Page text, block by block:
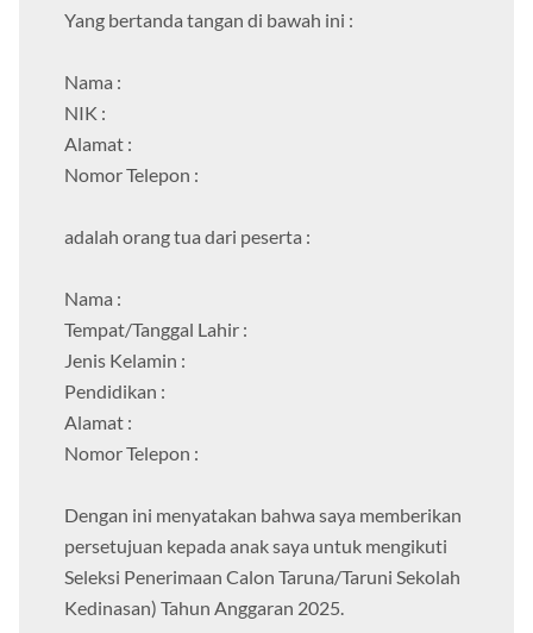
Yang bertanda tangan di bawah ini :
Nama :
NIK :
Alamat :
Nomor Telepon :
adalah orang tua dari peserta :
Nama :
Tempat/Tanggal Lahir :
Jenis Kelamin :
Pendidikan :
Alamat :
Nomor Telepon :
Dengan ini menyatakan bahwa saya memberikan
persetujuan kepada anak saya untuk mengikuti
Seleksi Penerimaan Calon Taruna/Taruni Sekolah
Kedinasan) Tahun Anggaran 2025.